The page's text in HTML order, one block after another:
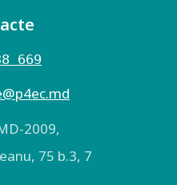
669
2009,
75 b.3, 7